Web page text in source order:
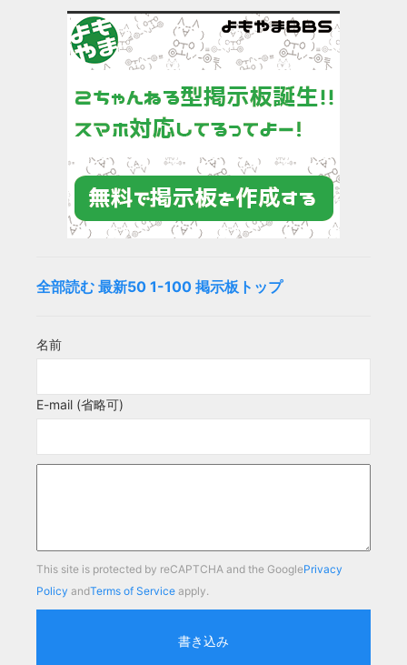
全部読む 最新50 1-100 掲示板トップ
名前
E-mail (省略可)
This site is protected by reCAPTCHA and the GooglePrivacy
Policy andTerms of Service apply.
書き込み